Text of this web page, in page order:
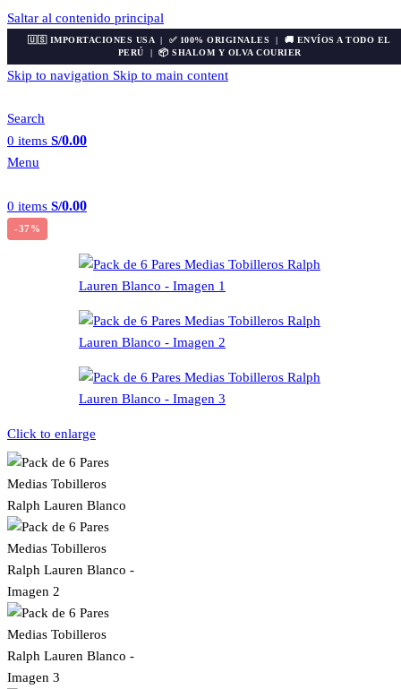
Saltar al contenido principal
🇺🇸 IMPORTACIONES USA | ✅ 100% ORIGINALES | 🚚 ENVÍOS A TODO EL
PERÚ | 📦 SHALOM Y OLVA COURIER
Skip to navigation Skip to main content
Search
0 items S/0.00
Menu
0 items S/0.00
-37%
Click to enlarge